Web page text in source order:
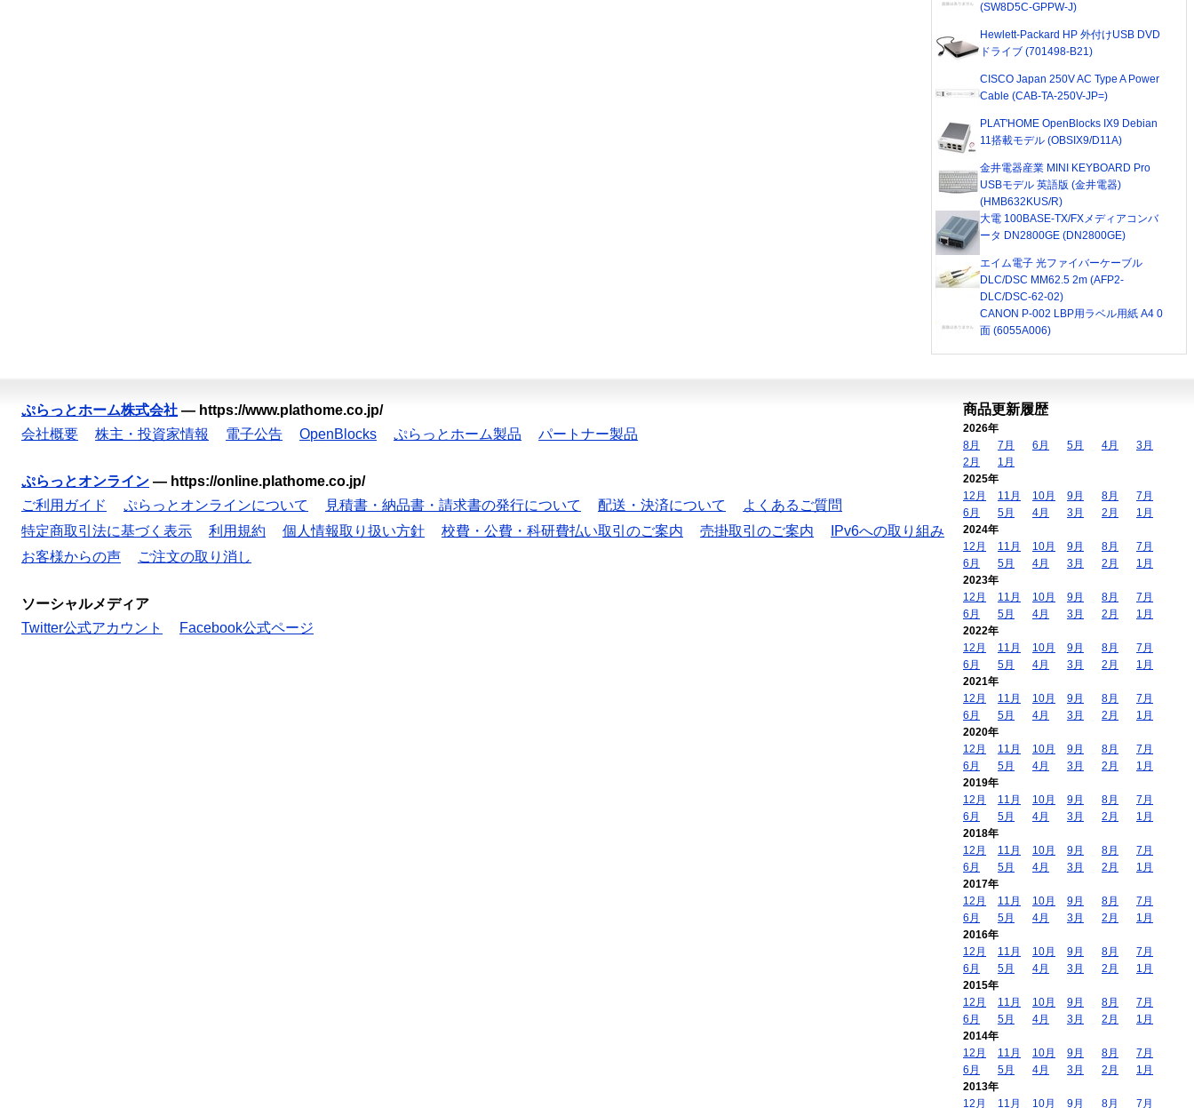
(SW8D5C-GPPW-J)
Hewlett-Packard HP 外付けUSB DVD
ドライブ (701498-B21)
CISCO Japan 250V AC Type A Power
Cable (CAB-TA-250V-JP=)
PLAT'HOME OpenBlocks IX9 Debian
11搭載モデル (OBSIX9/D11A)
金井電器産業 MINI KEYBOARD Pro
USBモデル 英語版 (金井電器)
(HMB632KUS/R)
大電 100BASE-TX/FXメディアコンバ
ータ DN2800GE (DN2800GE)
エイム電子 光ファイバーケーブル
DLC/DSC MM62.5 2m (AFP2-
DLC/DSC-62-02)
CANON P-002 LBP用ラベル用紙 A4 0
面 (6055A006)
ぷらっとホーム株式会社 — https://www.plathome.co.jp/
会社概要
株主・投資家情報 電子公告 OpenBlocks ぷらっとホーム製品 パートナー製品
ぷらっとオンライン — https://online.plathome.co.jp/
ご利用ガイド
ぷらっとオンラインについて 見積書・納品書・請求書の発行について 配送・決済について
よくあるご質問
特定商取引法に基づく表示
利用規約 個人情報取り扱い方針 校費・公費・科研費払い取引のご案内 売掛取引のご案内
IPv6への取り組み
お客様からの声
ご注文の取り消し
ソーシャルメディア
Twitter公式アカウント
Facebook公式ページ
商品更新履歴
2026年
8月
7月 6月 5月 4月
3月
2月
1月
2025年
12月
11月 10月 9月 8月
7月
6月
5月 4月 3月 2月
1月
2024年
12月
11月 10月 9月 8月
7月
6月
5月 4月 3月 2月
1月
2023年
12月
11月 10月 9月 8月
7月
6月
5月 4月 3月 2月
1月
2022年
12月
11月 10月 9月 8月
7月
6月
5月 4月 3月 2月
1月
2021年
12月
11月 10月 9月 8月
7月
6月
5月 4月 3月 2月
1月
2020年
12月
11月 10月 9月 8月
7月
6月
5月 4月 3月 2月
1月
2019年
12月
11月 10月 9月 8月
7月
6月
5月 4月 3月 2月
1月
2018年
12月
11月 10月 9月 8月
7月
6月
5月 4月 3月 2月
1月
2017年
12月
11月 10月 9月 8月
7月
6月
5月 4月 3月 2月
1月
2016年
12月
11月 10月 9月 8月
7月
6月
5月 4月 3月 2月
1月
2015年
12月
11月 10月 9月 8月
7月
6月
5月 4月 3月 2月
1月
2014年
12月
11月 10月 9月 8月
7月
6月
5月 4月 3月 2月
1月
2013年
12月
11月 10月 9月 8月 7月